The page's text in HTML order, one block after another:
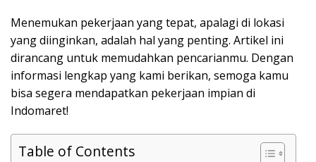
Menemukan pekerjaan yang tepat, apalagi di lokasi
yang diinginkan, adalah hal yang penting. Artikel ini
dirancang untuk memudahkan pencarianmu. Dengan
informasi lengkap yang kami berikan, semoga kamu
bisa segera mendapatkan pekerjaan impian di
Indomaret!
Table of Contents